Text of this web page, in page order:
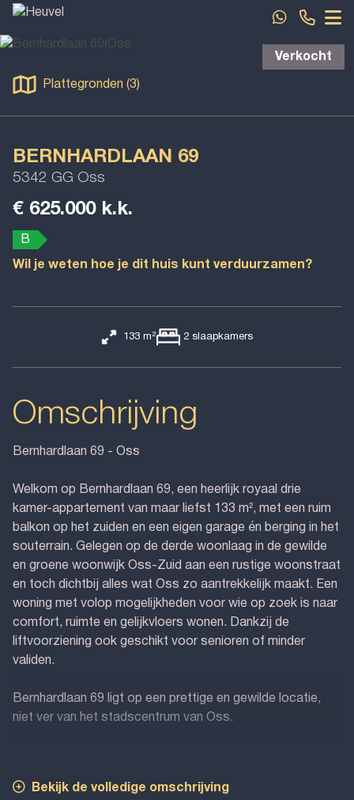
Spring naar inhoud
Verkocht
Plattegronden (3)
BERNHARDLAAN 69
5342 GG Oss
€ 625.000 k.k.
B
Wil je weten hoe je dit huis kunt verduurzamen?
133 m² 2 slaapkamers
Omschrijving
Bernhardlaan 69 - Oss
Welkom op Bernhardlaan 69, een heerlijk royaal drie
kamer-appartement van maar liefst 133 m², met een ruim
balkon op het zuiden en een eigen garage én berging in het
souterrain. Gelegen op de derde woonlaag in de gewilde
en groene woonwijk Oss-Zuid aan een rustige woonstraat
en toch dichtbij alles wat Oss zo aantrekkelijk maakt. Een
woning met volop mogelijkheden voor wie op zoek is naar
comfort, ruimte en gelijkvloers wonen. Dankzij de
liftvoorziening ook geschikt voor senioren of minder
validen.
Bernhardlaan 69 ligt op een prettige en gewilde locatie,
niet ver van het stadscentrum van Oss.
Bekijk de volledige omschrijving